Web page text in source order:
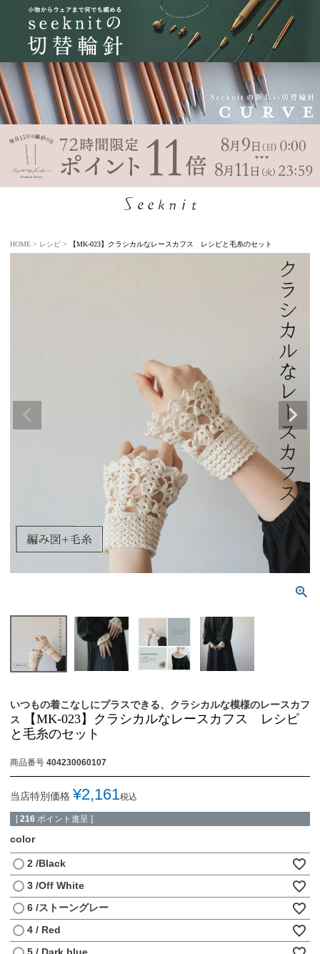
HOME レシピ 【MK-023】クラシカルなレースカフス レシピと毛糸のセット
いつもの着こなしにプラスできる、クラシカルな模様のレースカフ
ス
【MK-023】クラシカルなレースカフス レシピ
と毛糸のセット
商品番号 404230060107
当店特別価格 ¥2,161税込
[ 216 ポイント進呈 ]
color
2 /Black
3 /Off White
6 /ストーングレー
4 / Red